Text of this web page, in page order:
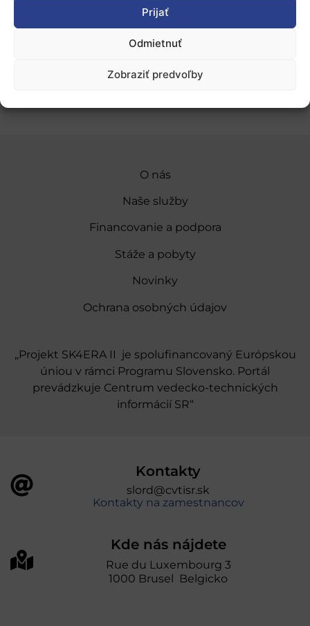
Prijať
Odmietnuť
Zobraziť predvoľby
Internetové stránky ERCEA
O nás
Naše služby
Financovanie a podpora
Stáže a pobyty
Novinky
Ochrana osobných údajov
„Projekt SK4ERA II je spolufinancovaný Európskou
úniou v rámci Programu Slovensko. Portál
prevádzkuje Centrum vedecko-technických
informácií SR“
Kontakty
slord@cvtisr.sk
Kontakty na zamestnancov
Kde nás nájdete
Rue du Luxembourg 3
1000 Brusel Belgicko